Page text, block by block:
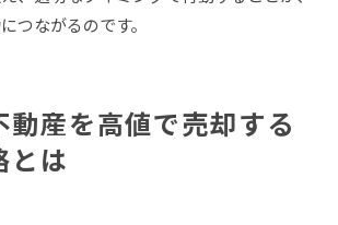
つながるのです。
動産を高値で売却する
とは